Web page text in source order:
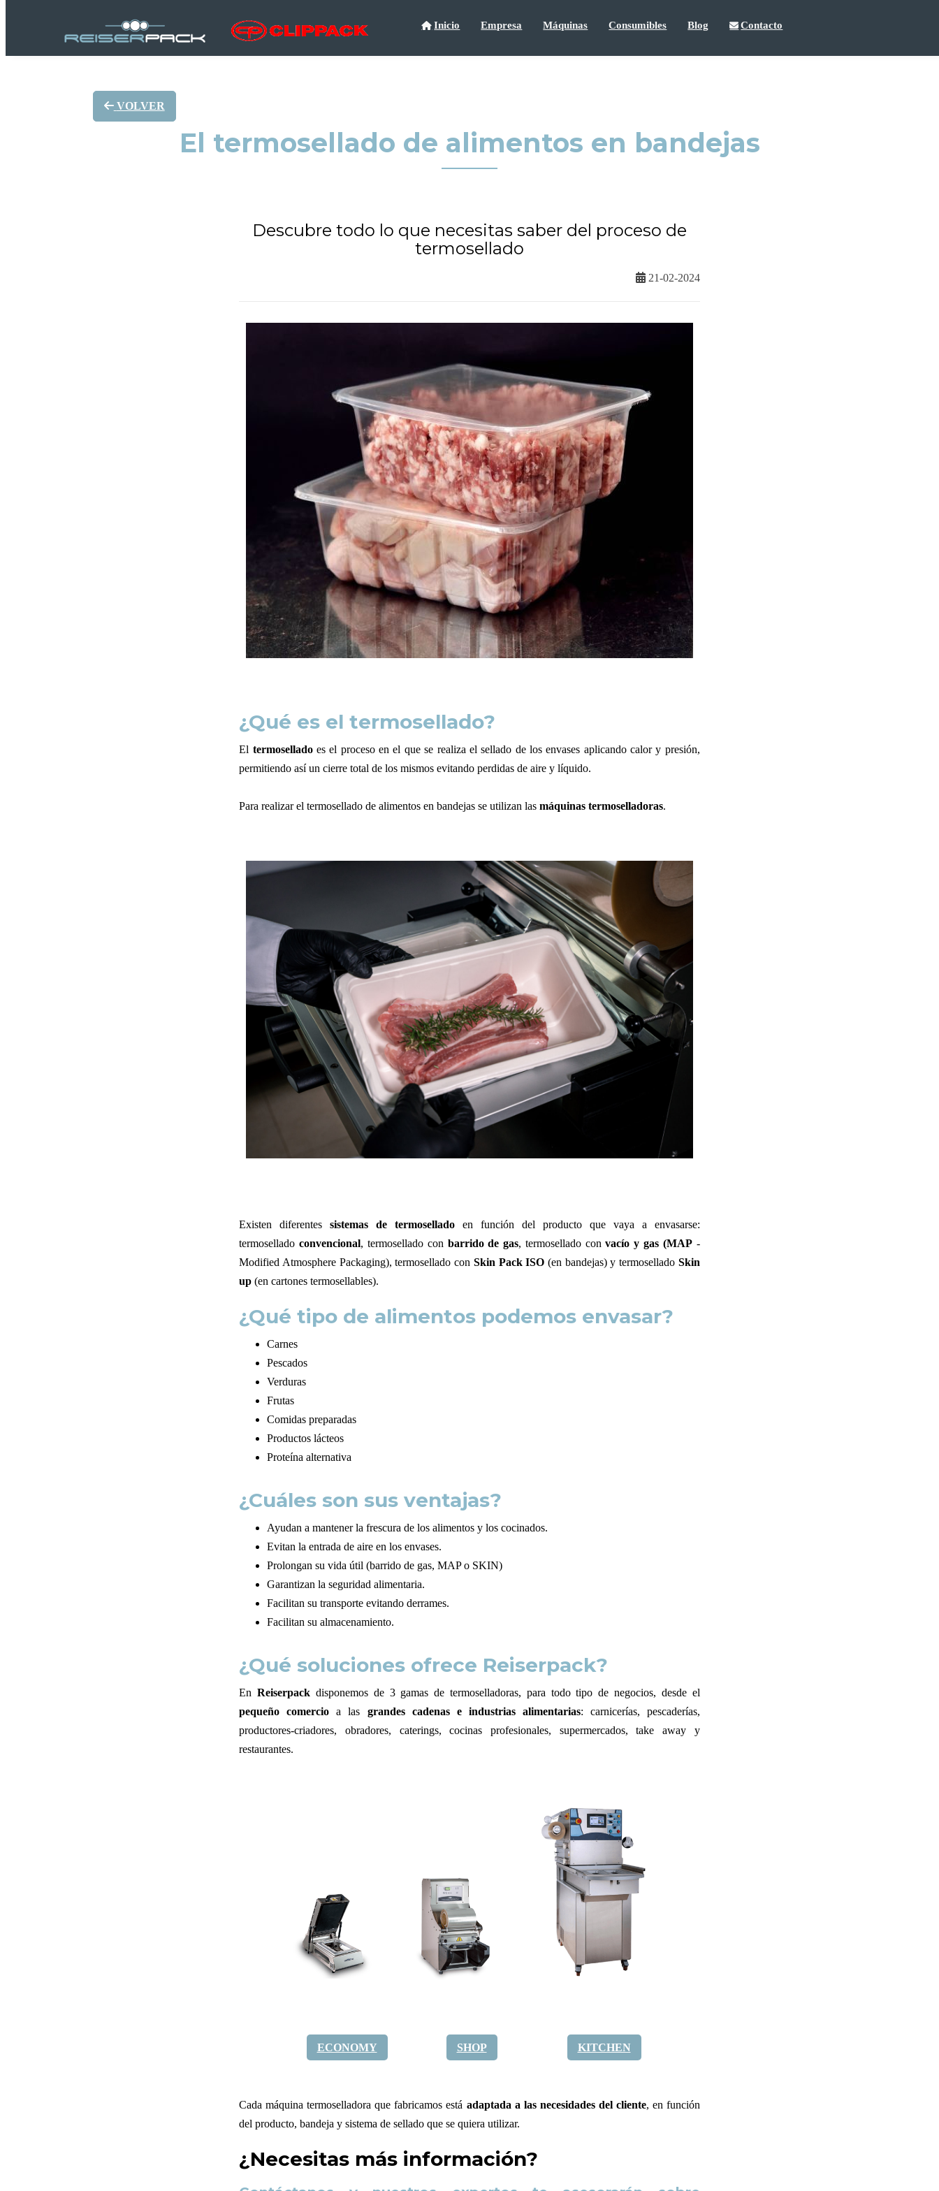
Inicio Empresa Máquinas Consumibles Blog Contacto
El termosellado de alimentos en bandejas
VOLVER
Descubre todo lo que necesitas saber del proceso de
termosellado
21-02-2024
¿Qué es el termosellado?
El termoselladoes el proceso en el que se realiza el sellado de los envases aplicando calor y presión,
permitiendo así un cierre total de los mismos evitando perdidas de aire y líquido.
Para realizar el termosellado de alimentos en bandejas se utilizan lasmáquinas termoselladoras.
Existen diferentessistemas de termosellado en función del producto que vaya a envasarse:
termoselladoconvencional, termosellado con barrido de gas, termosellado convacío y gas (MAP-
Modified Atmosphere Packaging), termosellado con Skin Pack ISO (en bandejas) y termosellado Skin
up (en cartones termosellables).
¿Qué tipo de alimentos podemos envasar?
Carnes
Pescados
Verduras
Frutas
Comidas preparadas
Productos lácteos
Proteína alternativa
¿Cuáles son sus ventajas?
Ayudan a mantener la frescura de los alimentos y los cocinados.
Evitan la entrada de aire en los envases.
Prolongan su vida útil (barrido de gas, MAP o SKIN)
Garantizan la seguridad alimentaria.
Facilitan su transporte evitando derrames.
Facilitan su almacenamiento.
¿Qué soluciones ofrece Reiserpack?
EnReiserpack disponemos de 3 gamas de termoselladoras, para todo tipo de negocios, desde el
pequeño comercio a las grandes cadenas e industrias alimentarias: carnicerías, pescaderías,
productores-criadores, obradores, caterings, cocinas profesionales, supermercados, take away y
restaurantes.
ECONOMY SHOP KITCHEN
Cada máquina termoselladora que fabricamos está adaptada a las necesidades del cliente, en función
del producto, bandeja y sistema de sellado que se quiera utilizar.
¿Necesitas más información?